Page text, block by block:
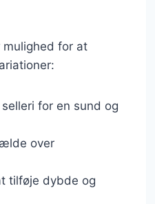
for at
for en sund og
over
tilføje dybde og